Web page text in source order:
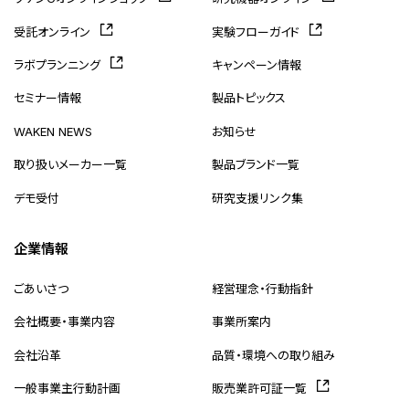
受託オンライン 実験フローガイド
ラボプランニング キャンペーン情報
セミナー情報 製品トピックス
WAKEN NEWS お知らせ
取り扱いメーカー一覧 製品ブランド一覧
デモ受付 研究支援リンク集
企業情報
ごあいさつ 経営理念・行動指針
会社概要・事業内容 事業所案内
会社沿革 品質・環境への取り組み
一般事業主行動計画 販売業許可証一覧